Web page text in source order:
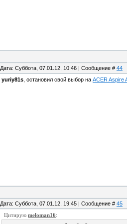
Дата: Суббота, 07.01.12, 10:46 | Сообщение # 44
yuriy81s , остановил свой выбор на ACER Aspire
Дата: Суббота, 07.01.12, 19:45 | Сообщение # 45
Цитирую meloman16: